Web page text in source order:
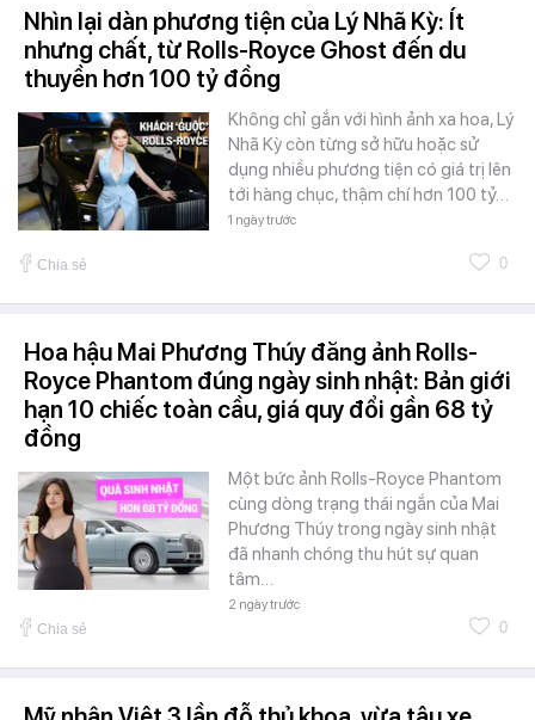
Nhìn lại dàn phương tiện của Lý Nhã Kỳ: Ít
nhưng chất, từ Rolls-Royce Ghost đến du
thuyền hơn 100 tỷ đồng
Không chỉ gắn với hình ảnh xa hoa, Lý
Nhã Kỳ còn từng sở hữu hoặc sử
dụng nhiều phương tiện có giá trị lên
tới hàng chục, thậm chí hơn 100 tỷ…
1 ngày trước
Chia sẻ 0
Hoa hậu Mai Phương Thúy đăng ảnh Rolls-
Royce Phantom đúng ngày sinh nhật: Bản giới
hạn 10 chiếc toàn cầu, giá quy đổi gần 68 tỷ
đồng
Một bức ảnh Rolls-Royce Phantom
cùng dòng trạng thái ngắn của Mai
Phương Thúy trong ngày sinh nhật
đã nhanh chóng thu hút sự quan
tâm…
2 ngày trước
Chia sẻ 0